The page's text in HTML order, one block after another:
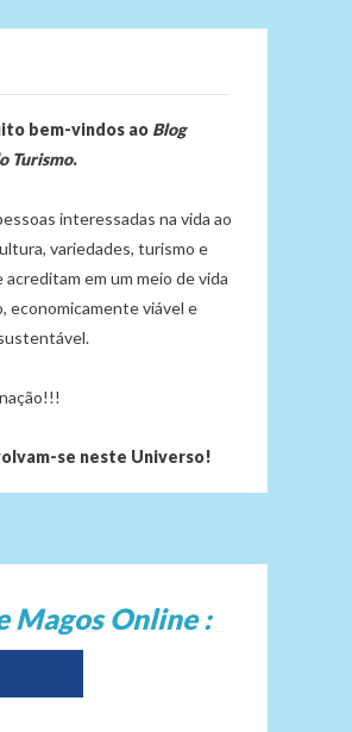
bem-vindos ao Blog
Turismo.
interessadas na vida ao
variedades, turismo e
em um meio de vida
economicamente viável e
se neste Universo!
Magos Online :